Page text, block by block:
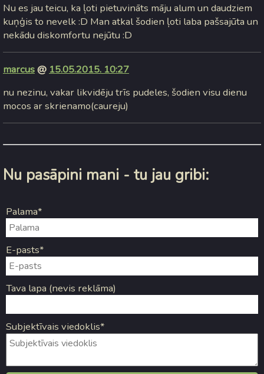
Nu es jau teicu, ka ļoti pietuvināts māju alum un daudziem
kuņģis to nevelk :D Man atkal šodien ļoti laba pašsajūta un
nekādu diskomfortu nejūtu :D
marcus@ 15.05.2015. 10:27
nu nezinu, vakar likvidēju trīs pudeles, šodien visu dienu
mocos ar skrienamo(caureju)
Nu pasāpini mani - tu jau gribi:
Palama*
E-pasts*
Tava lapa (nevis reklāma)
Subjektīvais viedoklis*